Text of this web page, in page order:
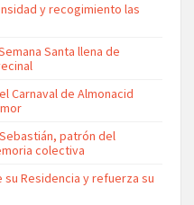
y recogimiento las
Santa llena de
Carnaval de Almonacid
patrón del
colectiva
Residencia y refuerza su